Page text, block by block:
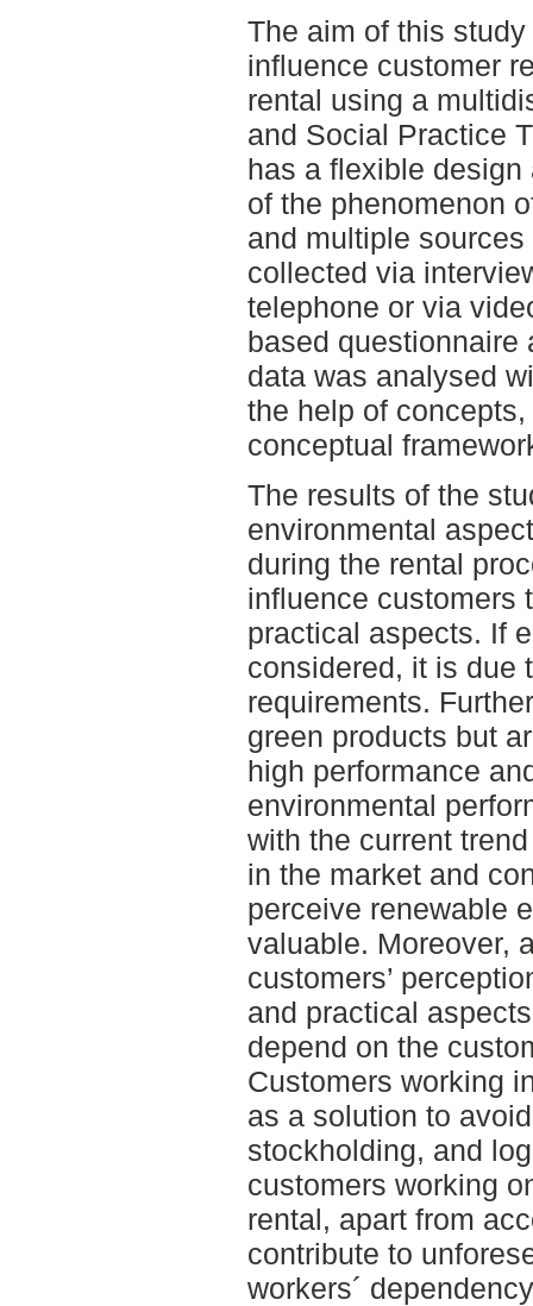
The aim of this
influence customer
rental using a
and Social Practice
has a flexible
of the phenomenon
and multiple
collected via
telephone or via
based questionnaire
data was analysed
the help of
conceptual
The results of the
environmental
during the rental
influence customers
practical aspects. If
considered, it is due
requirements.
green products but
high performance
environmental
with the current
in the market and
perceive renewable
valuable. Moreover,
customers’
and practical
depend on the
Customers working
as a solution to
stockholding, and
customers working
rental, apart from
contribute to
workers´